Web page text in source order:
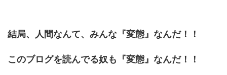
結局、人間なんて、みんな『変態』なんだ！！
このブログを読んでる奴も『変態』なんだ！！